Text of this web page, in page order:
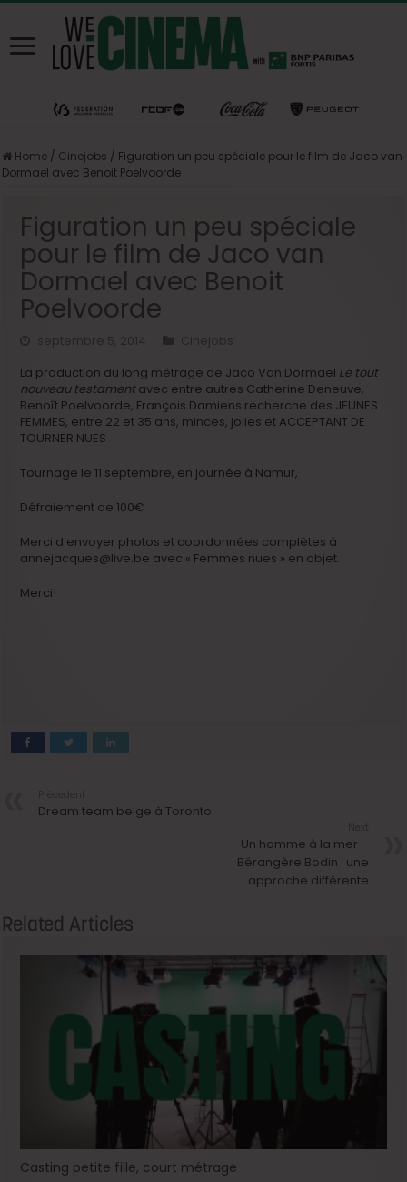
Home / Cinejobs / Figuration un peu spéciale pour le film de Jaco van
Dormael avec Benoit Poelvoorde
Figuration un peu spéciale
pour le film de Jaco van
Dormael avec Benoit
Poelvoorde
septembre 5, 2014
Cinejobs
La production du long métrage de Jaco Van Dormael Le tout
nouveau testamentavec entre autres Catherine Deneuve,
Benoît Poelvoorde, François Damiens.recherche des JEUNES
FEMMES, entre 22 et 35 ans, minces, jolies et ACCEPTANT DE
TOURNER NUES
Tournage le 11 septembre, en journée à Namur,
Défraiement de 100€
Merci d’envoyer photos et coordonnées complètes à
annejacques@live.be avec « Femmes nues » en objet.
Merci!
Dream team belge à Toronto
Un homme à la mer –
Bérangère Bodin : une
approche différente
Related Articles
Casting petite fille, court métrage